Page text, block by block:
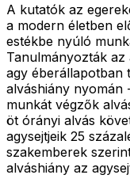
A kutatók az
a modern életben
estékbe nyúló
Tanulmányozták az
agy éberállapotban
alváshiány nyomán
munkát végzők
öt órányi alvás
agysejtjeik 25
szakemberek
alváshiány az